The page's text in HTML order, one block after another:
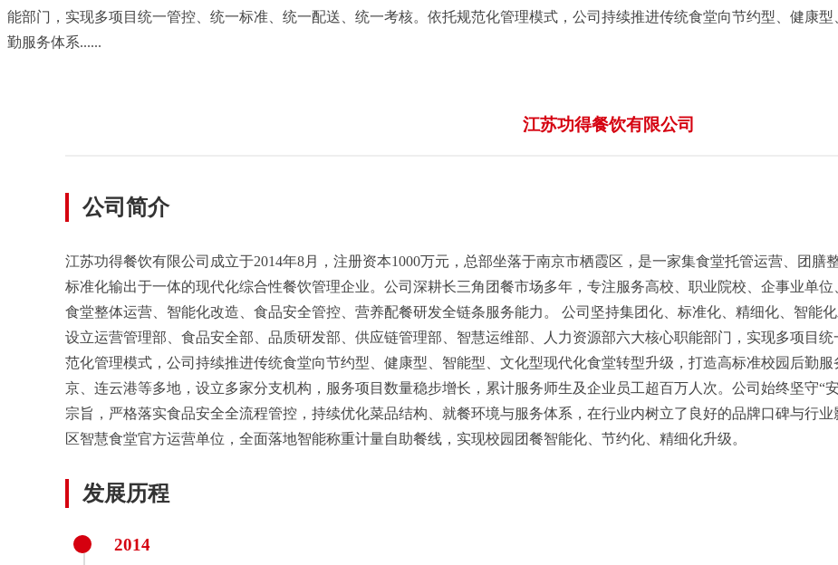
能部门，实现多项目统一管控、统一标准、统一配送、统一考核。依托规范化管理模式，公司持续推进传统食堂向节约型、健康
勤服务体系......
江苏功得餐饮有限公司
公司简介
江苏功得餐饮有限公司成立于2014年8月，注册资本1000万元，总部坐落于南京市栖霞区，是一家集食堂托管运营、团膳
标准化输出于一体的现代化综合性餐饮管理企业。公司深耕长三角团餐市场多年，专注服务高校、职业院校、企事业单
食堂整体运营、智能化改造、食品安全管控、营养配餐研发全链条服务能力。 公司坚持集团化、标准化、精细化、智能
设立运营管理部、食品安全部、品质研发部、供应链管理部、智慧运维部、人力资源部六大核心职能部门，实现多项目
范化管理模式，公司持续推进传统食堂向节约型、健康型、智能型、文化型现代化食堂转型升级，打造高标准校园后勤
京、连云港等多地，设立多家分支机构，服务项目数量稳步增长，累计服务师生及企业员工超百万人次。公司始终坚守“
宗旨，严格落实食品安全全流程管控，持续优化菜品结构、就餐环境与服务体系，在行业内树立了良好的品牌口碑与行
区智慧食堂官方运营单位，全面落地智能称重计量自助餐线，实现校园团餐智能化、节约化、精细化升级。
发展历程
2014